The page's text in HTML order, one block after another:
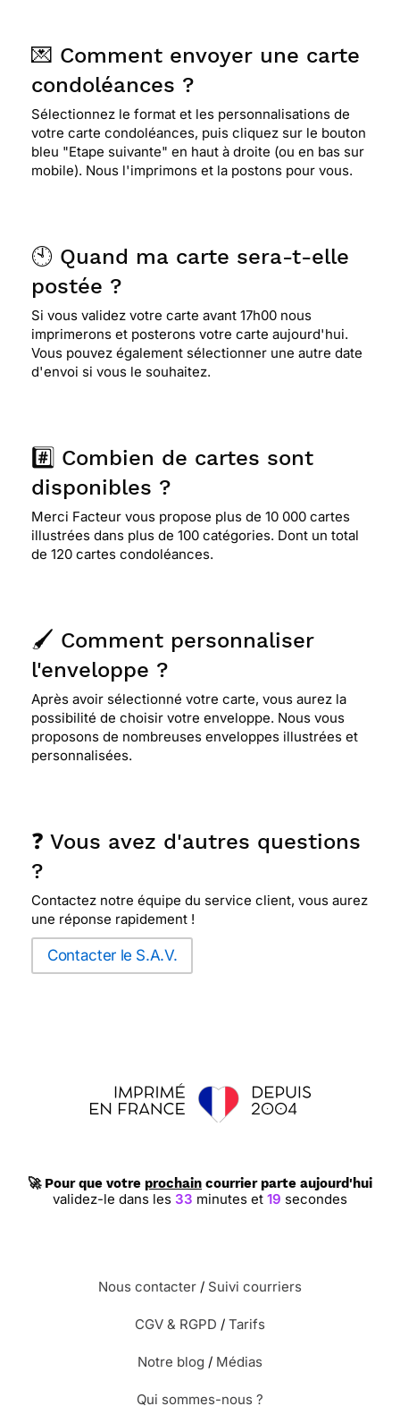
presentation
⭐⭐⭐⭐⭐ Le 28/01/2020 : Très pratique et excellent
⭐⭐⭐⭐⭐ Le 15/12/2019 : Parfait pour ce type
⭐⭐⭐⭐ Le 21/07/2019 : Sobriété et couleurs
⭐⭐⭐⭐⭐ Le 08/07/2019 : Tout à fait dans mon état
d'esprits actuel
⭐⭐⭐
Le 17/04/2019 : Pas assez de choix en
matière de condoléances dommage
⭐⭐⭐⭐
Le 29/08/2018 : très bon service très
rapide avec un bon suivi; je le recommanderai a
mes amis
douceur
⭐⭐⭐⭐ Le 12/03/2018 : Tres jolie
⭐⭐⭐⭐ Le 04/01/2018 : Elle sobre
Le 03/10/2017 : Elle corresponds tout à
⭐⭐⭐⭐
Le 28/09/2017 : Pour son texte et la
Le 31/08/2017 : C'est rapide et simple
💌 Comment envoyer une carte
condoléances ?
Sélectionnez le format et les personnalisations de
votre carte condoléances, puis cliquez sur le bouton
bleu "Etape suivante" en haut à droite (ou en bas sur
mobile). Nous l'imprimons et la postons pour vous.
🕙 Quand ma carte sera-t-elle
postée ?
Si vous validez votre carte avant 17h00 nous
imprimerons et posterons votre carte aujourd'hui.
Vous pouvez également sélectionner une autre date
d'envoi si vous le souhaitez.
#️⃣ Combien de cartes sont
disponibles ?
Merci Facteur vous propose plus de 10 000 cartes
illustrées dans plus de 100 catégories. Dont un total
de 120 cartes condoléances.
🖌️ Comment personnaliser
l'enveloppe ?
Après avoir sélectionné votre carte, vous aurez la
possibilité de choisir votre enveloppe. Nous vous
proposons de nombreuses enveloppes illustrées et
personnalisées.
❓ Vous avez d'autres questions
?
Contactez notre équipe du service client, vous aurez
une réponse rapidement !
Contacter le S.A.V.
🚀 Pour que votre prochain courrier parte aujourd'hui
validez-le dans les 33 minutes et 19 secondes
Nous contacter / Suivi courriers
CGV & RGPD / Tarifs
Notre blog / Médias
Qui sommes-nous ?